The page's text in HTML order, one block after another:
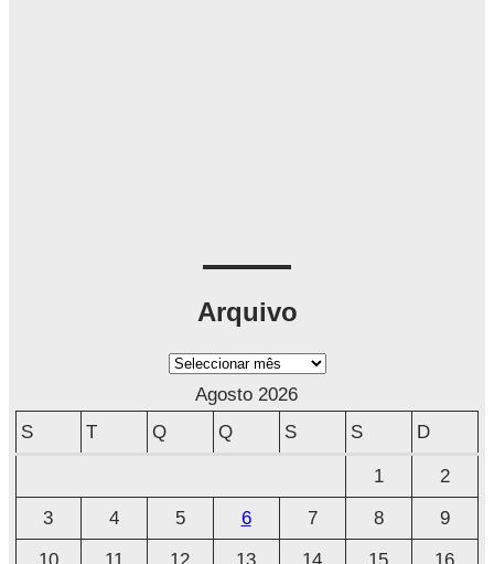
Arquivo
A
v
o
Agosto 2026
S
T Q Q S S D
1
2
3
4 5 6 7 8
9